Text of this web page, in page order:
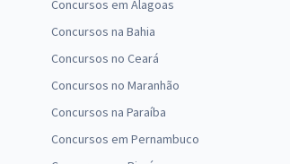
Concursos em Alagoas
Concursos na Bahia
Concursos no Ceará
Concursos no Maranhão
Concursos na Paraíba
Concursos em Pernambuco